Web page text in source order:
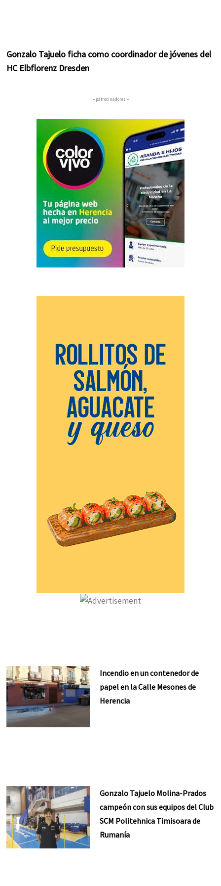
Gonzalo Tajuelo ficha como coordinador de jóvenes del
HC Elbflorenz Dresden
– patrocinadores –
Incendio en un contenedor de
papel en la Calle Mesones de
Herencia
Gonzalo Tajuelo Molina-Prados
campeón con sus equipos del Club
SCM Politehnica Timisoara de
Rumanía